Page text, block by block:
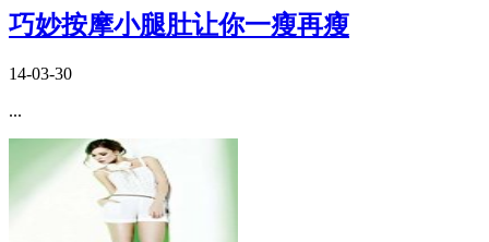
巧妙按摩小腿肚让你一瘦再瘦
14-03-30
...